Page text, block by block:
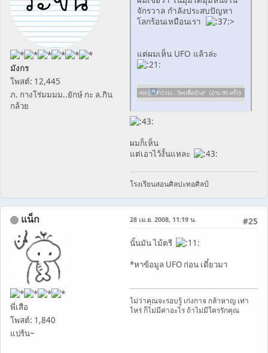
มังกร
โพสต์: 12,445
ภ. กางโร่มมมม..ยักษ์ กะ ล.กิน
กล้วย
จักรวาล กำลังประสบปัญหา
โลกร้อนเหมือนเรา
>
แต่ผมเห็น UFO แล้วล่ะ
ผมก็เห็น
แต่เอาไว้งั้นแหละ
โรงเรียนสอนศิลปะทอศิลป์
แน็ก
พี่เสือ
โพสต์: 1,840
แปร้น~
#25
28 เม.ย. 2008, 11:19 น.
นั้นมัน ไม้ตรี
*หาข้อมูล UFO ก่อน เดี๋ยวมา
ไม่ว่าคุณจะรอบรู้ เก่งกาจ กล้าหาญ เท่า
ไหร่ ก็ไม่มีค่าอะไร ถ้าไม่มีใครรักคุณ